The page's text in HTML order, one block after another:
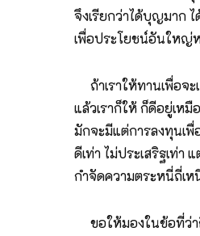
จึงเรียกว่าได้บุญมาก
เพื่อประโยชน์อันใหญ่ห
ถ้าเราให้ทานเพื่อจะ
แล้วเราก็ให้ ก็ดีอยู่เห
มักจะมีแต่การลงทุนเพื่
ดีเท่า ไม่ประเสริฐเท่า
กำจัดความตระหนี่ถี่เห
ขอให้มองในข้อที่ว่ากิ